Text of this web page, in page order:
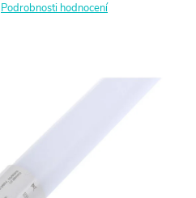
Podrobnosti hodnocení